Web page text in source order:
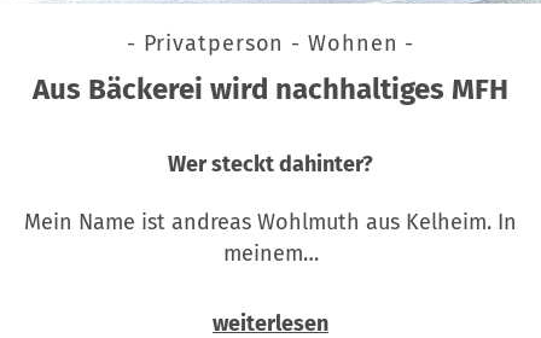
- Privatperson - Wohnen -
Aus Bäckerei wird nachhaltiges MFH
Wer steckt dahinter?
Mein Name ist andreas Wohlmuth aus Kelheim. In
meinem…
weiterlesen